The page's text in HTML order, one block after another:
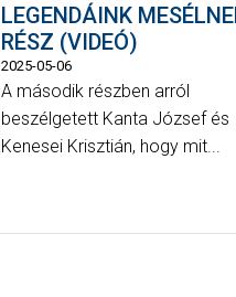
LEGENDÁINK
RÉSZ (VIDEÓ)
2025-05-06
A második részben arról
beszélgetett Kanta József és
Kenesei Krisztián, hogy mit...